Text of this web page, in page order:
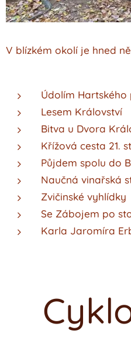
V blízkém okolí je hned
Údolím Hartského
Lesem Království
Bitva u Dvora
Křížová cesta 21.
Půjdem spolu do
Naučná vinařská
Zvičinské vyhlídky
Se Zábojem po
Karla Jaromíra